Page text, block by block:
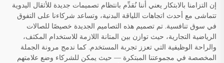
إن التزامنا بالابتكار يعني أننا نُقدِّم بانتظام تصميمات جديدة للأثقال اليدوية
تتماشى مع أحدث اتجاهات اللياقة البدنية، وتساعد شركاءنا على التفوق
في سوق تنافسية. تم تصميم هذه التصاميم الجديدة خصيصًا للصالات
الرياضية التجارية، حيث توازن بين المتانة اللازمة للاستخدام المكثف،
والراحة الوظيفية التي تعزز تجربة المستخدم. كما ندمج مرونة الجملة
المخصصة في مجموعتنا المبتكرة — حيث يمكن للشركاء وضع علامتهم